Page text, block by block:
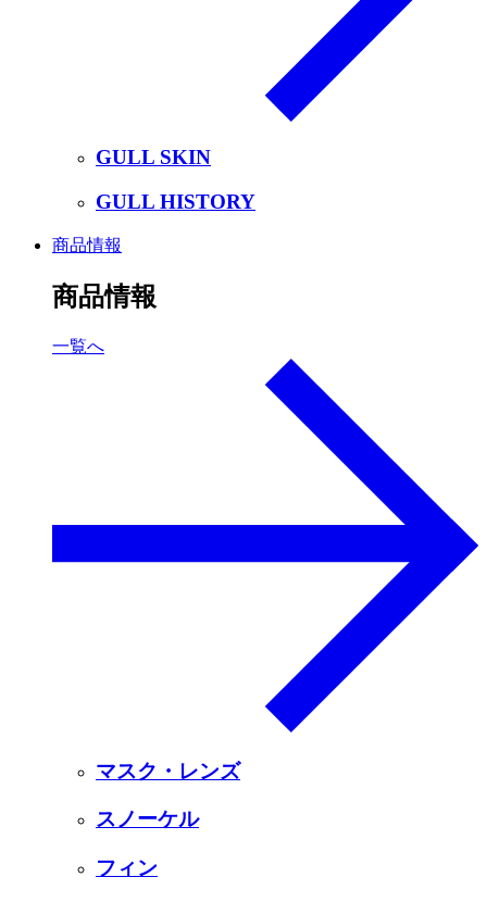
GULL SKIN
GULL HISTORY
商品情報
商品情報
一覧へ
マスク・レンズ
スノーケル
フィン